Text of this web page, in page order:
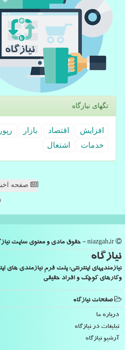
تگهای نیازگاه
افزایش اقتصاد بازار
خدمات
اشتغال
صفحه
نیازگاه
نیازمندیهای اینترنتی: پلت فرم نیازمندی
وکارهای کوچک و افراد حقیقی
صفحات نیازگاه
درباره ما
تبلیغات در نیازگاه
آرشیو نیازگاه